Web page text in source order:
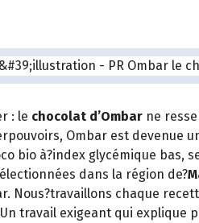
: le chocolat d’Ombar ne
Ombar est devenue
bio à?index glycémique
dans la région de?
Nous?travaillons chaque
travail exigeant qui explique